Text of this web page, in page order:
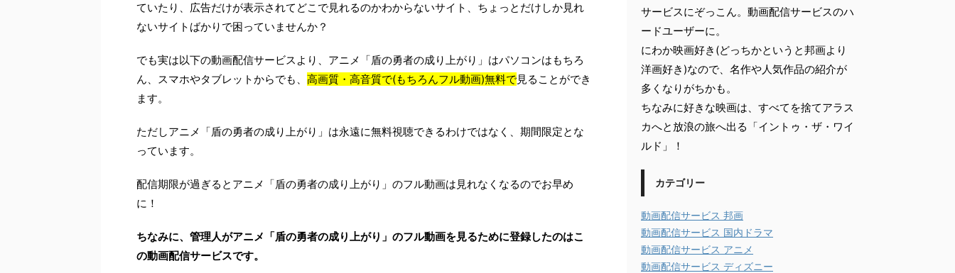
ていたり、広告だけが表示されてどこで見れるのかわからないサイト、ちょっとだけしか見れ
ないサイトばかりで困っていませんか？
でも実は以下の動画配信サービスより、アニメ「盾の勇者の成り上がり」はパソコンはもちろ
ん、スマホやタブレットからでも、 高画質・高音質で(もちろんフル動画)無料で見ることができ
ます。
ただしアニメ「盾の勇者の成り上がり」は永遠に無料視聴できるわけではなく、期間限定とな
っています。
配信期限が過ぎるとアニメ「盾の勇者の成り上がり」のフル動画は見れなくなるのでお早め
に！
ちなみに、管理人がアニメ「盾の勇者の成り上がり」のフル動画を見るために登録したのはこ
の動画配信サービスです。
サービスにぞっこん。動画配信サービスのハ
ードユーザーに。
にわか映画好き(どっちかというと邦画より
洋画好き)なので、名作や人気作品の紹介が
多くなりがちかも。
ちなみに好きな映画は、すべてを捨てアラス
カへと放浪の旅へ出る「イントゥ・ザ・ワイ
ルド」！
カテゴリー
動画配信サービス 邦画
動画配信サービス 国内ドラマ
動画配信サービス アニメ
動画配信サービス ディズニー